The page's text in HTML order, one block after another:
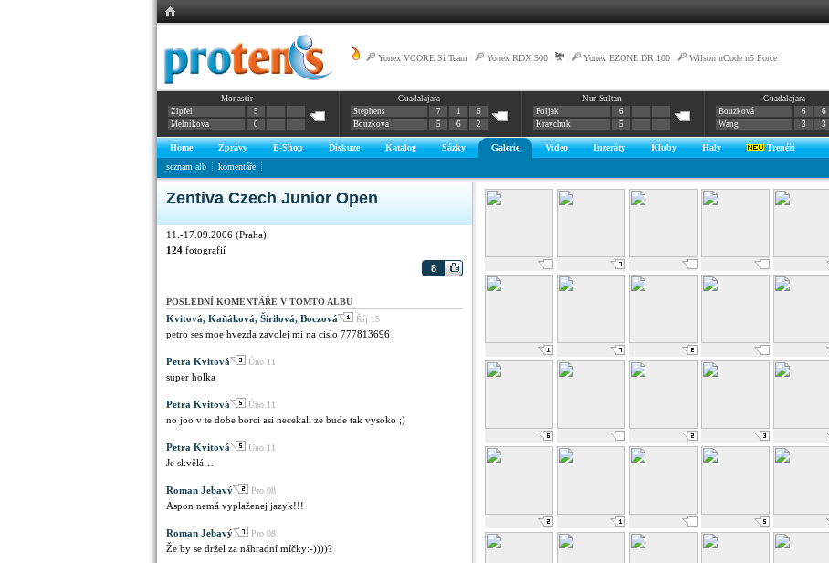
Yonex VCORE Si Team Yonex RDX 500 Yonex EZONE DR 100 Wilson nCode n5 Force
Monastir
Zipfel
5
Melnikova
0
Guadalajara
Stephens
7 1
6
Bouzková
5 6 2
Nur-Sultan
Poljak
6
Kravchuk
5
Guadalajara
Bouzková
6
6
Wang
3 3
Home Zprávy E-Shop Diskuze Katalog Sázky Galerie Video Inzeráty Kluby Haly
Trenéři
seznam alb
komentáře
Zentiva Czech Junior Open
11.-17.09.2006 (Praha)
124 fotografií
8
POSLEDNÍ KOMENTÁŘE V TOMTO ALBU
Kvitová, Kaňáková, Širilová, Boczová Říj 15
petro ses mọe hvezda zavolej mi na cislo 777813696
Petra Kvitová Úno 11
super holka
Petra Kvitová Úno 11
no joo v te dobe borci asi necekali ze bude tak vysoko ;)
Petra Kvitová Úno 11
Je skvělá…
Roman Jebavý Pro 08
Aspon nemá vyplaženej jazyk!!!
Roman Jebavý Pro 08
Že by se držel za náhradní míčky:-))))?